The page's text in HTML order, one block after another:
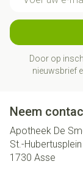
Door op
nieuwsbrief
Neem
Apotheek De
St.-
1730 Asse